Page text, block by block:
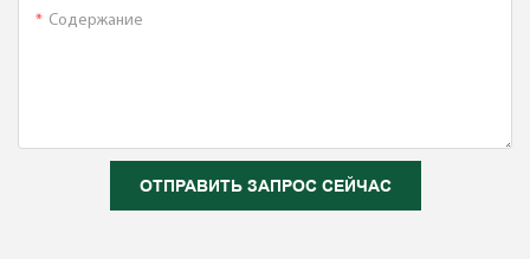
Содержание
ОТПРАВИТЬ ЗАПРОС СЕЙЧАС